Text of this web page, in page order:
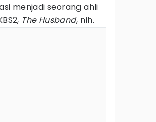
menjadi seorang ahli
The Husband, nih.